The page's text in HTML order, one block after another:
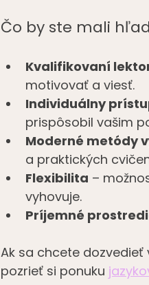
Čo by ste mali
Kvalifikovaní
motivovať a viesť.
Individuálny
prispôsobil vašim
Moderné metódy
a praktických
Flexibilita –
vyhovuje.
Príjemné
Ak sa chcete
pozrieť si ponuku